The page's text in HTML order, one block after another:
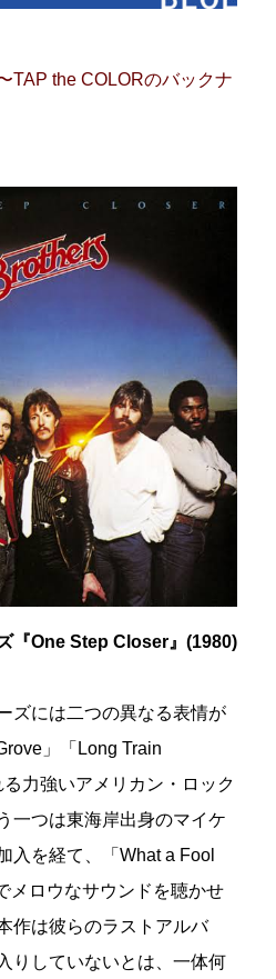
TAP the COLORのバックナ
『One Step Closer』(1980)
ズには二つの異なる表情が
」「Long Train
力強いアメリカン・ロック
一つは東海岸出身のマイケ
入を経て、「What a Fool
メロウなサウンドを聴かせ
作は彼らのラストアルバ
りしていないとは、一体何